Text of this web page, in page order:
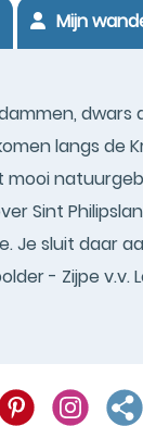
Mijn
dwars
langs de
Sint
Je sluit daar
- Zijpe v.v.